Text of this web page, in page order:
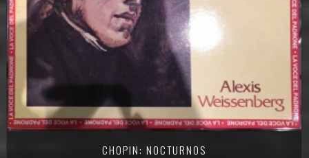
CHOPIN: NOCTURNOS